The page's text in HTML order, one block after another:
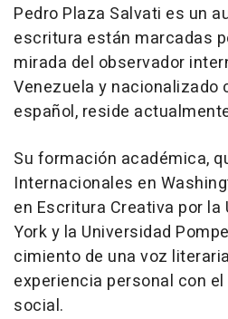
Pedro Plaza Salvati es un
escritura están marcadas
mirada del observador
Venezuela y nacionalizado
español, reside
Su formación académica,
Internacionales en
en Escritura Creativa por la
York y la Universidad
cimiento de una voz
experiencia personal con
social.